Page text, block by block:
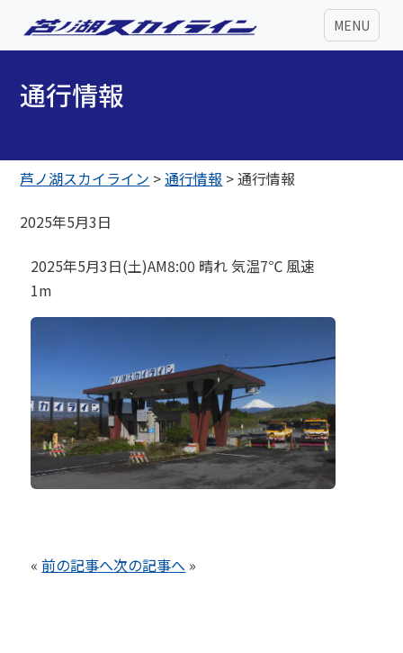
MENU
通行情報
芦ノ湖スカイライン >通行情報 >通行情報
2025年5月3日
2025年5月3日(土)AM8:00 晴れ 気温7℃ 風速
1m
«前の記事へ次の記事へ »